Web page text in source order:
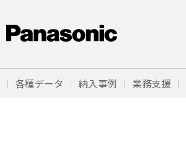
各種データ 納入事例 業務支援